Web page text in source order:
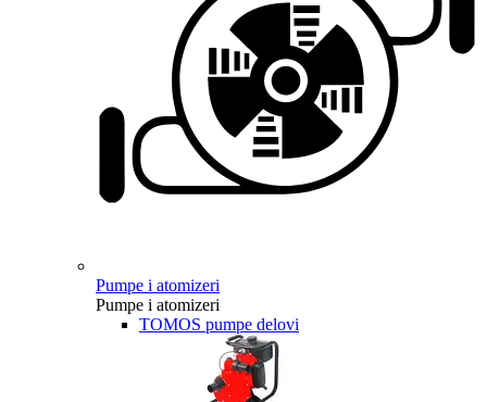
Pumpe i atomizeri
Pumpe i atomizeri
TOMOS pumpe delovi